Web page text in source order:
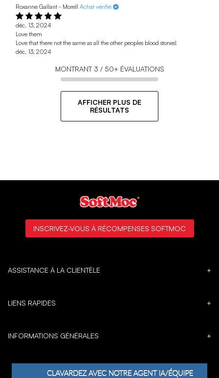
Roxanne Gallant - Morell Achat vérifié
déc. 13, 2024
Love them
Love that there not the same as all the other peoples blood stones!
déc. 13, 2024
MONTRANT 3 / 50+ ÉVALUATIONS
AFFICHER PLUS DE
RÉSULTATS
ASSISTANCE À LA CLIENTÈLE +
LIENS RAPIDES +
INFORMATIONS GÉNÉRALES +
INSCRIVEZ-VOUS À RÉCOMPENSES SOFTMOC